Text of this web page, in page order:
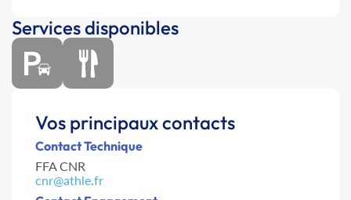
Services disponibles
Vos principaux contacts
Contact Technique
FFA CNR
cnr@athle.fr